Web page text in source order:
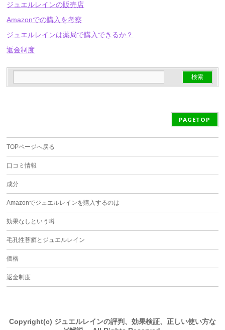
ジュエルレインの販売店
Amazonでの購入を考察
ジュエルレインは薬局で購入できるか？
返金制度
PAGETOP
TOPページへ戻る
口コミ情報
成分
Amazonでジュエルレインを購入するのは
効果なしという噂
毛孔性苔癬とジュエルレイン
価格
返金制度
Copyright(c) ジュエルレインの評判、効果検証、正しい使い方な